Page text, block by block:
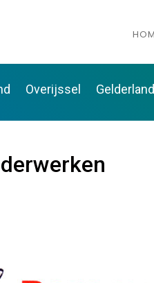
Overijssel Gelderland